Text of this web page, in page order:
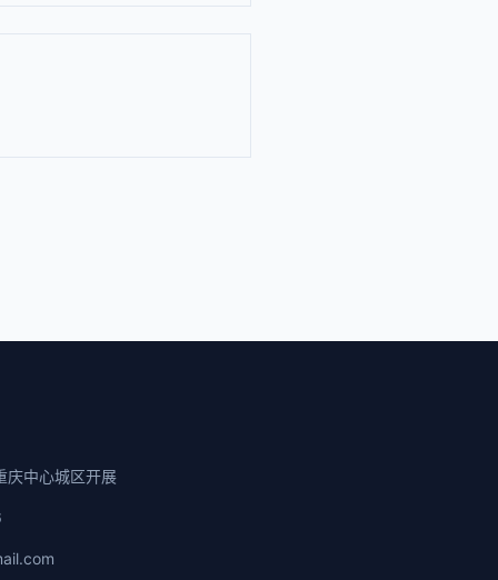
庆中心城区开展